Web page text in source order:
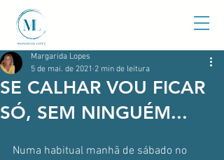
SE CALHAR VOU FICAR
SÓ, SEM NINGUÉM...
Margarida Lopes
5 de mai. de 2021 2 min de leitura
Numa habitual manhã de sábado no